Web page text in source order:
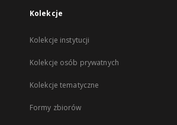
Kolekcje
Kolekcje instytucji
Kolekcje osób prywatnych
Kolekcje tematyczne
Formy zbiorów